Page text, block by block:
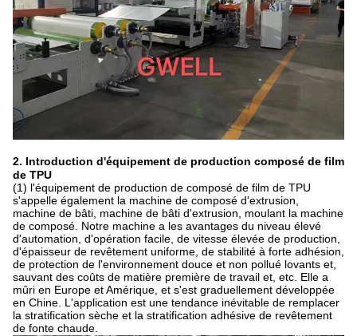
2. Introduction d'équipement de production composé de film
de TPU
(1) l'équipement de production de composé de film de TPU
s'appelle également la machine de composé d'extrusion,
machine de bâti, machine de bâti d'extrusion, moulant la machine
de composé. Notre machine a les avantages du niveau élevé
d'automation, d'opération facile, de vitesse élevée de production,
d'épaisseur de revêtement uniforme, de stabilité à forte adhésion,
de protection de l'environnement douce et non pollué lovants et,
sauvant des coûts de matière première de travail et, etc. Elle a
mûri en Europe et Amérique, et s'est graduellement développée
en Chine. L'application est une tendance inévitable de remplacer
la stratification sèche et la stratification adhésive de revêtement
de fonte chaude.